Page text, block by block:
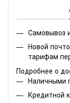
Самовывоз
Новой
тарифам
Подробнее о
Наличными
Кредитной